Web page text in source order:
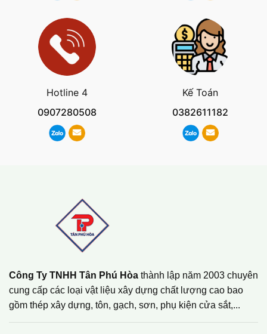
Hotline 4
0907280508
Kế Toán
0382611182
Công Ty TNHH Tân Phú Hòa thành lập năm 2003 chuyên
cung cấp các loại vật liệu xây dựng chất lượng cao bao
gồm thép xây dựng, tôn, gạch, sơn, phụ kiện cửa sắt,...